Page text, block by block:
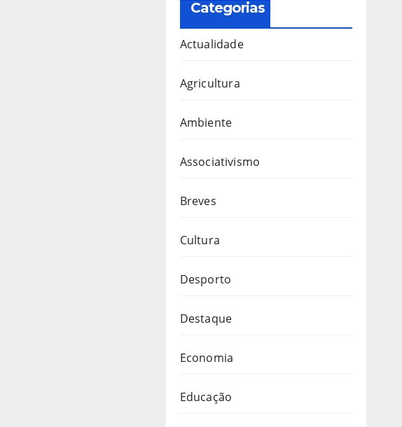
Categorias
Actualidade
Agricultura
Ambiente
Associativismo
Breves
Cultura
Desporto
Destaque
Economia
Educação